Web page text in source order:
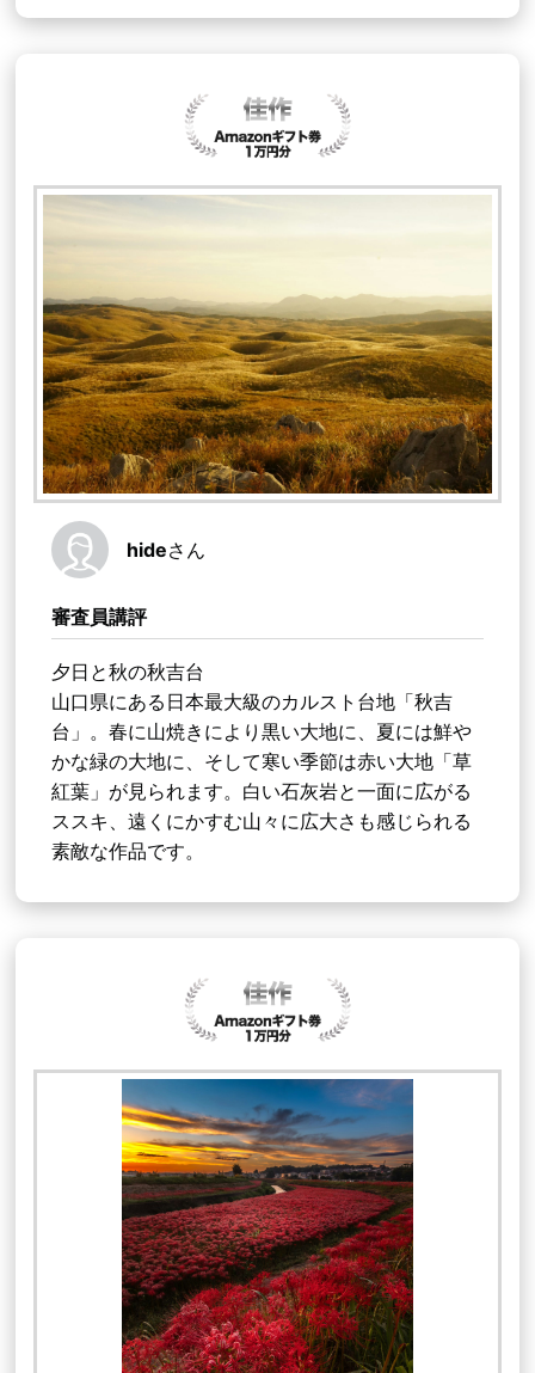
hideさん
審査員講評
夕日と秋の秋吉台
山口県にある日本最大級のカルスト台地「秋吉
台」。春に山焼きにより黒い大地に、夏には鮮や
かな緑の大地に、そして寒い季節は赤い大地「草
紅葉」が見られます。白い石灰岩と一面に広がる
ススキ、遠くにかすむ山々に広大さも感じられる
素敵な作品です。